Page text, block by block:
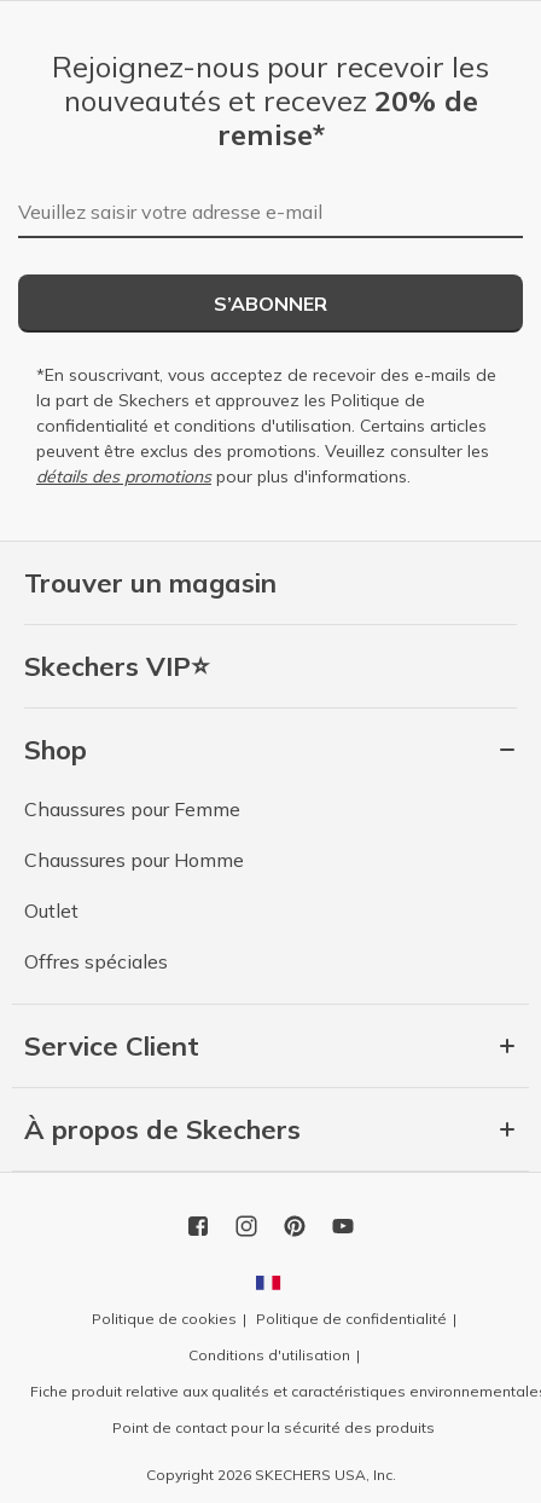
Trouver un magasin
Skechers VIP⭐
Shop
Chaussures pour Femme
Chaussures pour Homme
Outlet
Offres spéciales
Service Client
À propos de Skechers
Rejoignez-nous pour recevoir les
nouveautés et recevez 20% de
remise*
Adresse e-mail
S’ABONNER
*En souscrivant, vous acceptez de recevoir des e-mails de
la part de Skechers et approuvez les Politique de
confidentialité et conditions d'utilisation. Certains articles
peuvent être exclus des promotions. Veuillez consulter les
détails des promotionspour plus d'informations.
Politique de cookies
Politique de confidentialité
Conditions d'utilisation
Fiche produit relative aux qualités et caractéristiques
Point de contact pour la sécurité des produits
Copyright 2026 SKECHERS USA, Inc.